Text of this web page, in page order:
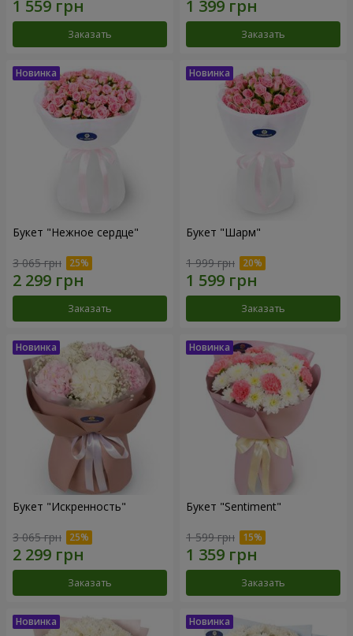
Заказать Заказать
Букет "Нежное сердце"
3 065 грн
Заказать
Букет "Шарм"
1 999 грн
Заказать
Букет "Искренность"
3 065 грн
Заказать
Букет "Sentiment"
1 599 грн
Заказать